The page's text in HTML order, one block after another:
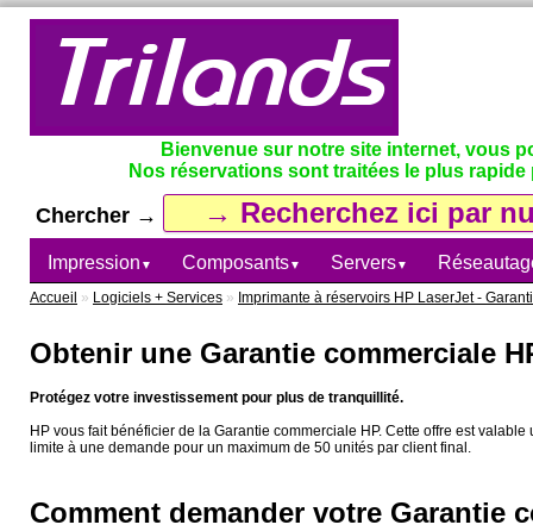
Bienvenue sur notre site internet, vous
Nos réservations sont traitées le plus
Chercher →
Impression ▼ Composants▼ Servers▼
Accueil » Logiciels + Services » Imprimante à réservoirs HP LaserJet -
Obtenir une Garantie commerciale
Protégez votre investissement pour plus de tranquillité.
HP vous fait bénéficier de la Garantie commerciale HP. Cette offre est
limite à une demande pour un maximum de 50 unités par client final.
Comment demander votre Garantie